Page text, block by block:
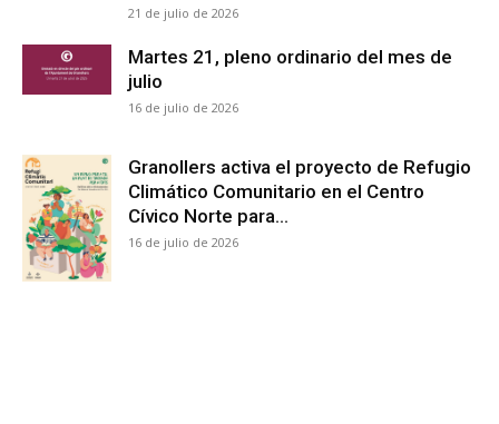
21 de julio de 2026
Martes 21, pleno ordinario del mes de
julio
16 de julio de 2026
Granollers activa el proyecto de Refugio
Climático Comunitario en el Centro
Cívico Norte para...
16 de julio de 2026